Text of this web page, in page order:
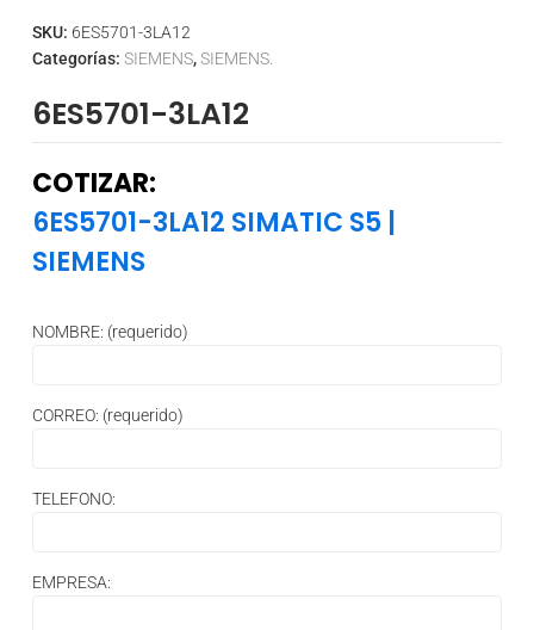
SKU: 6ES5701-3LA12
Categorías: SIEMENS,SIEMENS.
6ES5701-3LA12
COTIZAR:
6ES5701-3LA12 SIMATIC S5 |
SIEMENS
NOMBRE: (requerido)
CORREO: (requerido)
TELEFONO:
EMPRESA: